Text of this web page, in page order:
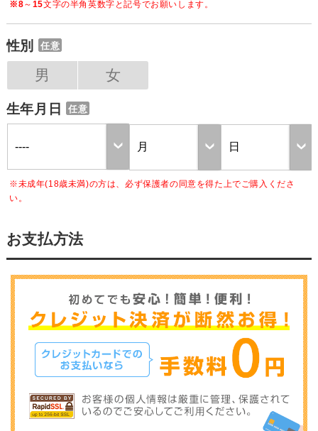
※8～ 15文字の半角英数字と記号でお願いします。
性別 任意
男 女
生年月日 任意
※未成年(18歳未満)の方は、必ず保護者の同意を得た上でご購入くださ
い。
お支払方法